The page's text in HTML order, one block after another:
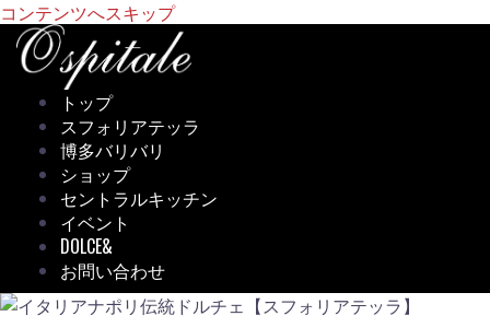
コンテンツへスキップ
トップ
スフォリアテッラ
博多バリバリ
ショップ
セントラルキッチン
イベント
DOLCE&
お問い合わせ